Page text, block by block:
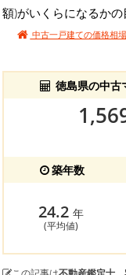
額)がいくらになるかの
中古一戸建ての価格相場
徳島県の中古
築年数
24.2 年
(平均値)